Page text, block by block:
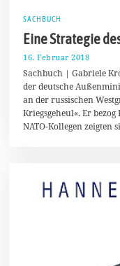
SACHBUCH
Eine Strategie
16. Februar 2018
.
M
a
i
0
Sachbuch | Gabriele
der deutsche
an der russischen
Kriegsgeheul«. Er
NATO-Kollegen zeigten